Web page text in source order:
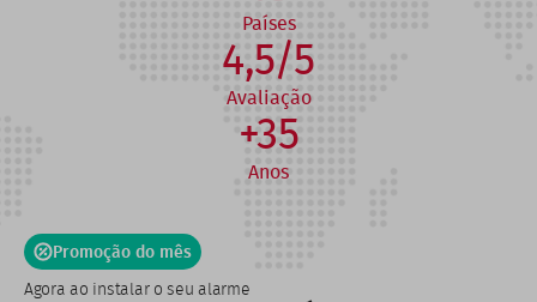
Países
4,5/5
Avaliação
+35
Anos
Promoção do mês
Agora ao instalar o seu alarme